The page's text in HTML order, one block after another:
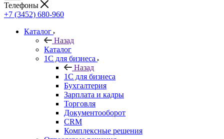
Телефоны
+7 (3452) 680-960
Каталог
Назад
Каталог
1С для бизнеса
Назад
1С для бизнеса
Бухгалтерия
Зарплата и кадры
Торговля
Документооборот
CRM
Комплексные решения